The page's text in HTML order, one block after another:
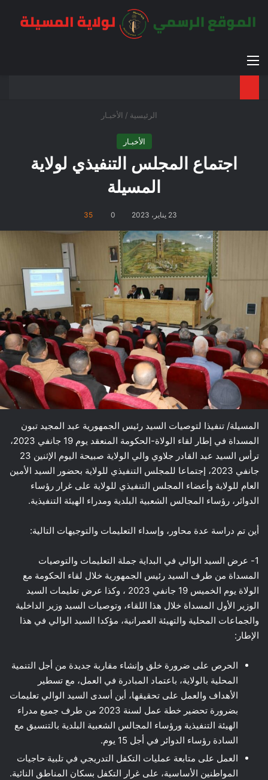
القائمة
الرئيسية / الأخبـار
الأخبـار
اجتماع المجلس التنفيذي لولاية
المسيلة
23 يناير، 2023 0
35
المسيلة/ تنفيذا لتوصيات السيد رئيس الجمهورية عبد المجيد تبون
المسداة في إطار لقاء الولاة-الحكومة المنعقد يوم 19 جانفي 2023،
ترأس السيد عبد القادر جلاوي والي الولاية صبيحة اليوم الإثنين 23
جانفي 2023، إجتماعا للمجلس التنفيذي للولاية بحضور السيد الأمين
العام للولاية وأعضاء المجلس التنفيذي للولاية على غرار رؤساء
الدوائر، رؤساء المجالس الشعبية البلدية ومدراء الهيئة التنفيذية.
أين تم دراسة عدة محاور، وإسداء التعليمات والتوجيهات التالية:
1- عرض السيد الوالي في البداية جملة التعليمات والتوصيات
المسداة من طرف السيد رئيس الجمهورية خلال لقاء الحكومة مع
الولاة يوم الخميس 19 جانفي 2023 ، وكذا عرض تعليمات السيد
الوزير الأول المسداة خلال هذا اللقاء، وتوصيات السيد وزير الداخلية
والجماعات المحلية والتهيئة العمرانية، مؤكدا السيد الوالي في هذا
الإطار:
الحرص على ضرورة خلق وإنشاء مقاربة جديدة من أجل التنمية
المحلية بالولاية، باعتماد المبادرة في العمل، مع تسطير
الأهداف والعمل على تحقيقها، أين أسدى السيد الوالي تعليمات
بضرورة تحضير خطة عمل لسنة 2023 من طرف جميع مدراء
الهيئة التنفيذية ورؤساء المجالس الشعبية البلدية بالتنسيق مع
السادة رؤساء الدوائر في أجل 15 يوم.
العمل على متابعة عمليات التكفل التدريجي في تلبية حاجيات
المواطنين الأساسية، على غرار التكفل بسكان المناطق النائية.